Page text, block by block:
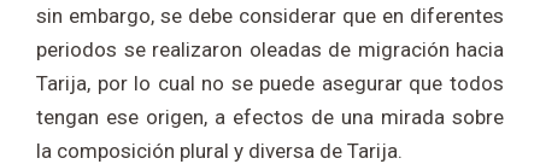
sin embargo, se debe considerar que en diferentes
periodos se realizaron oleadas de migración hacia
Tarija, por lo cual no se puede asegurar que todos
tengan ese origen, a efectos de una mirada sobre
la composición plural y diversa de Tarija.